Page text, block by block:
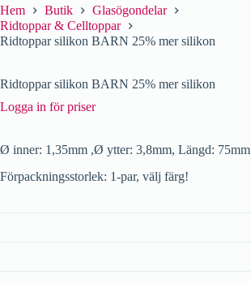
Hem Butik
Glasögondelar
Ridtoppar & Celltoppar
Ridtoppar silikon BARN 25% mer silikon
Ridtoppar silikon BARN 25% mer silikon
Logga in för priser
Ø inner: 1,35mm ,Ø ytter: 3,8mm, Längd: 75mm
Förpackningsstorlek: 1-par, välj färg!